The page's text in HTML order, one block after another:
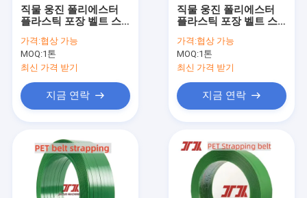
직물 웅진 폴리에스터
플라스틱 포장 벨트 스
비
가격:협상 가능
MOQ:1톤
최신 가격 받기
지금 연락
직물 웅진 폴리에스터
플라스틱 포장 벨트 스
비 고강성 PET 스트랩
밴드
가격:협상 가능
MOQ:1톤
최신 가격 받기
지금 연락